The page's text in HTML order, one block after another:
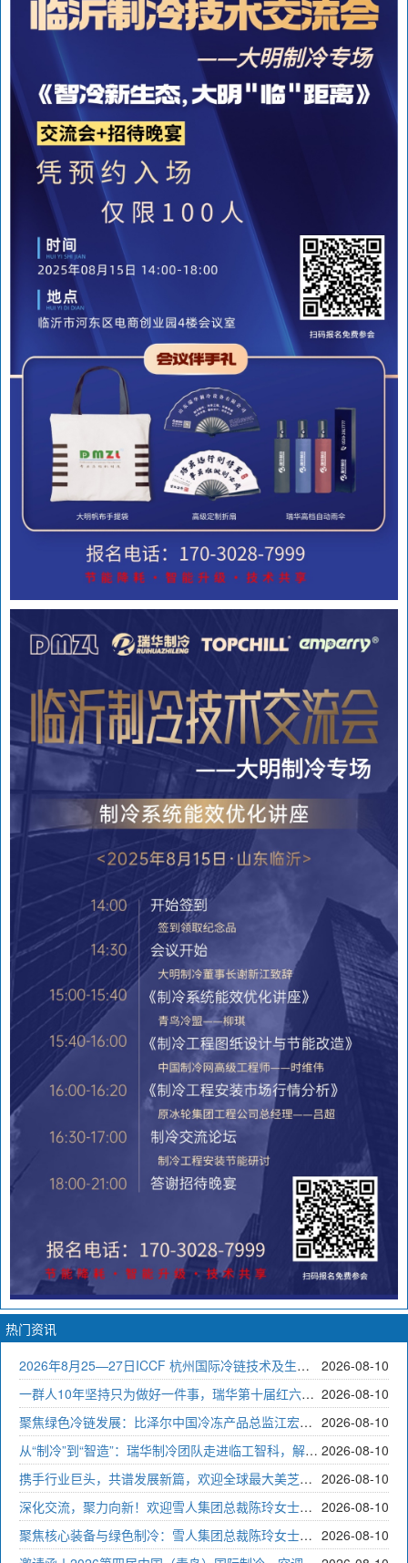
热门资讯
2026-08-10
2026年8月25—27日ICCF 杭州国际冷链技术及生鲜冻品产业链博览会即将开幕
2026-08-10
一群人10年坚持只为做好一件事，瑞华第十届红六月制冷节活动开启！
2026-08-10
聚焦绿色冷链发展：比泽尔中国冷冻产品总监江宏伟莅临瑞华参观指导！
2026-08-10
从“制冷”到“智造”：瑞华制冷团队走进临工智科，解锁冷库数字化升级密码
2026-08-10
携手行业巨头，共谱发展新篇，欢迎全球最大美芝压缩机莅临瑞华制冷参观考察。
2026-08-10
深化交流，聚力向新！欢迎雪人集团总裁陈玲女士莅临瑞华制冷参观指导！
2026-08-10
聚焦核心装备与绿色制冷：雪人集团总裁陈玲女士深入中科深冷参观指导